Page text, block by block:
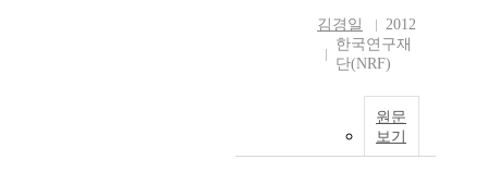
김경일
2012
한국연구재
단(NRF)
원문
보기